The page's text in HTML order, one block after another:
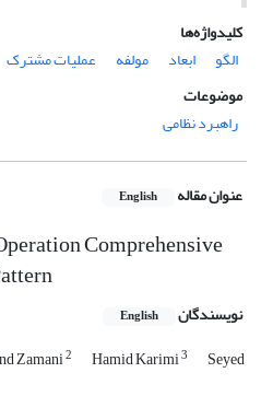
کلیدواژه‌ها
الگو
ابعاد مولفه عملیات مشترک
موضوعات
راهبرد نظامی
عنوان مقاله English
Comprehensive
نویسندگان English
Zamani2 Hamid Karimi3 Seyed